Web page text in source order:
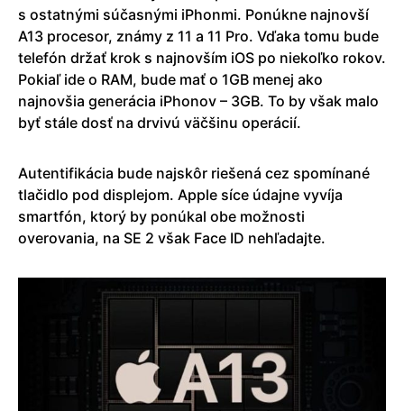
s ostatnými súčasnými iPhonmi. Ponúkne najnovší
A13 procesor, známy z 11 a 11 Pro. Vďaka tomu bude
telefón držať krok s najnovším iOS po niekoľko rokov.
Pokiaľ ide o RAM, bude mať o 1GB menej ako
najnovšia generácia iPhonov – 3GB. To by však malo
byť stále dosť na drvivú väčšinu operácií.
Autentifikácia bude najskôr riešená cez spomínané
tlačidlo pod displejom. Apple síce údajne vyvíja
smartfón, ktorý by ponúkal obe možnosti
overovania, na SE 2 však Face ID nehľadajte.